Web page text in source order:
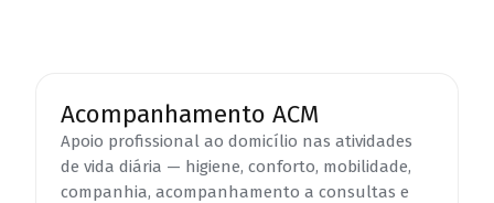
Acompanhamento ACM
Apoio profissional ao domicílio nas atividades
de vida diária — higiene, conforto, mobilidade,
companhia, acompanhamento a consultas e